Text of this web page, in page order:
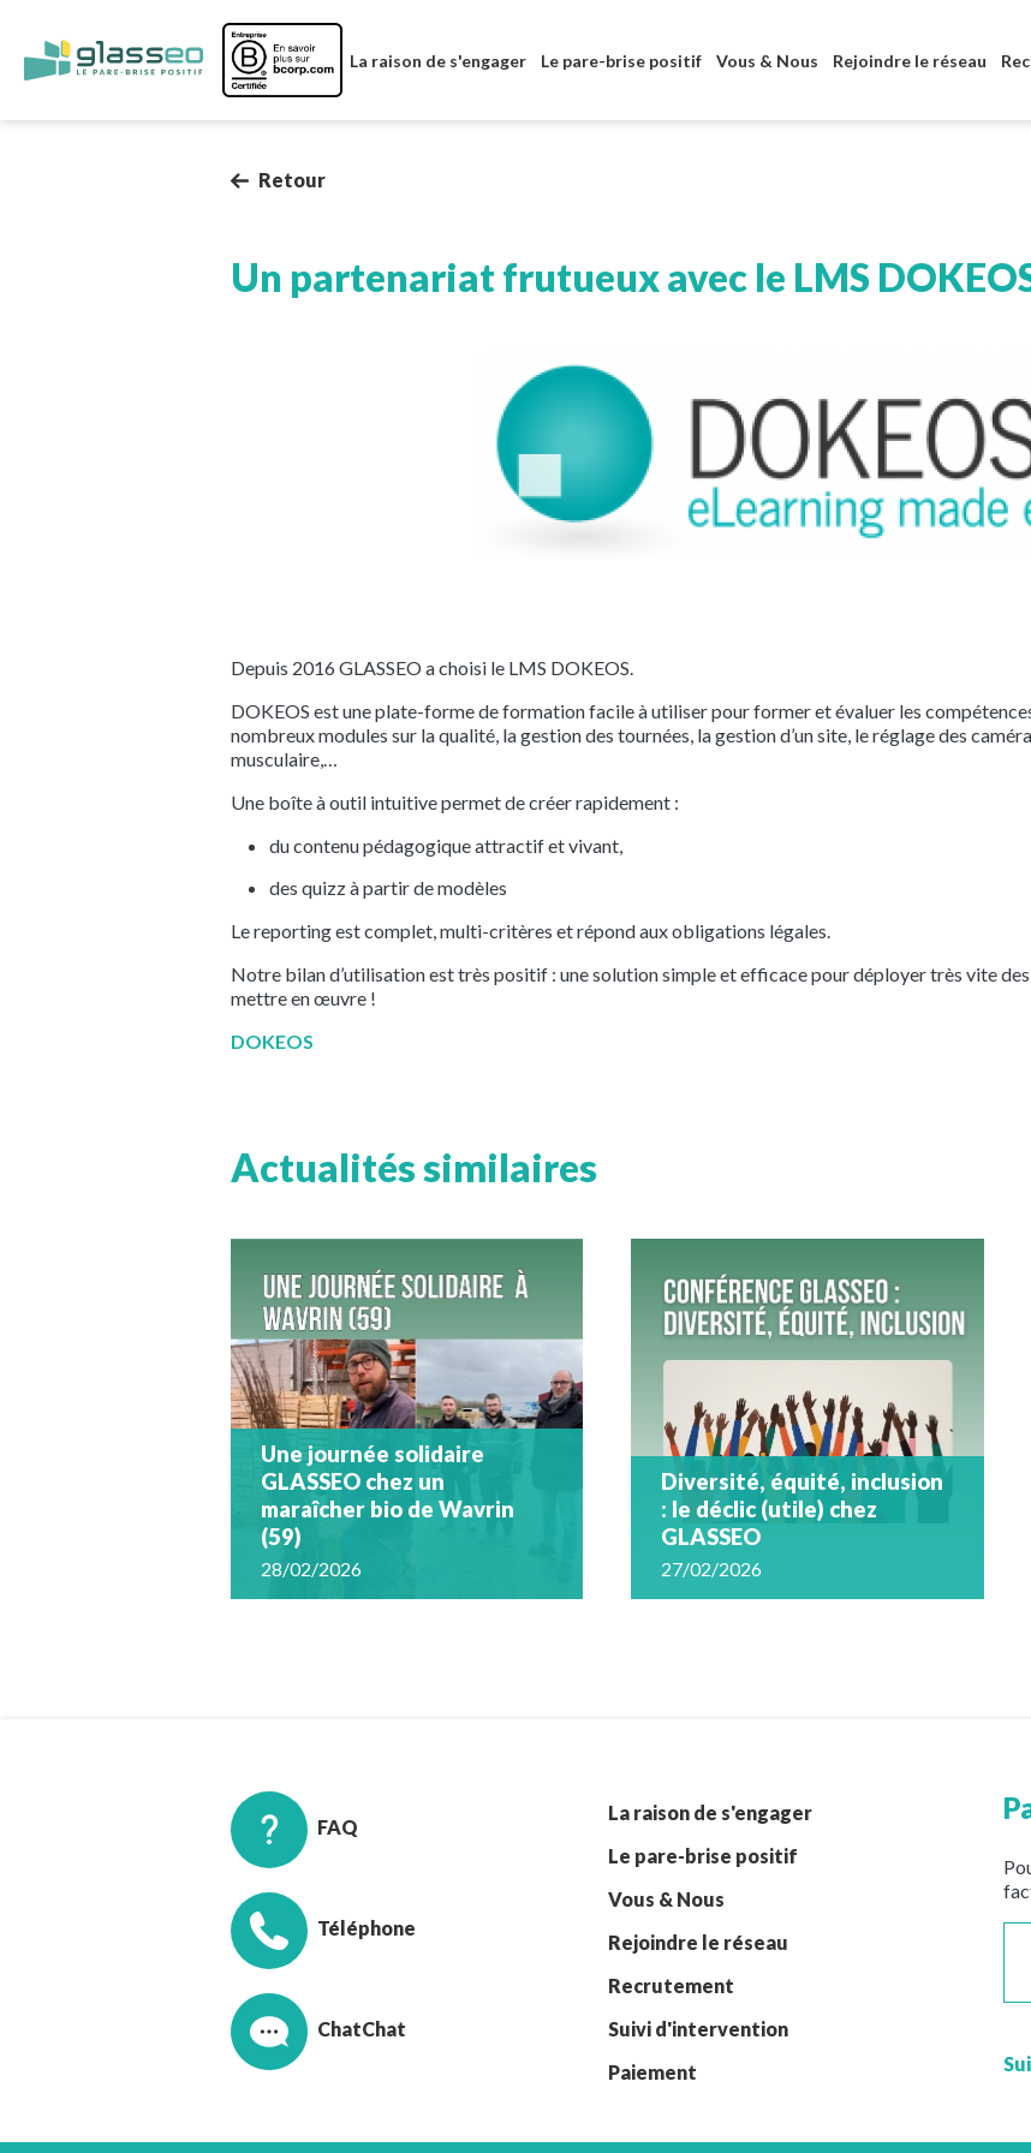
Image
La raison de s'engager Le pare-brise positif Vous & Nous Rejoindre le réseau
Retour
Un partenariat frutueux avec le LMS
Depuis 2016 GLASSEO a choisi le LMS DOKEOS.
DOKEOS est une plate-forme de formation facile à utiliser pour former et évaluer les
nombreux modules sur la qualité, la gestion des tournées, la gestion d’un site, le réglage des
musculaire,…
Une boîte à outil intuitive permet de créer rapidement :
du contenu pédagogique attractif et vivant,
des quizz à partir de modèles
Le reporting est complet, multi-critères et répond aux obligations légales.
Notre bilan d’utilisation est très positif : une solution simple et efficace pour déployer très vite
mettre en œuvre !
DOKEOS
Actualités similaires
Une journée solidaire
GLASSEO chez un
maraîcher bio de Wavrin
(59)
28/02/2026
Diversité, équité, inclusion
: le déclic (utile) chez
GLASSEO
27/02/2026
FAQ
Téléphone
Chat
La raison de s'engager
Le pare-brise positif
Vous & Nous
Rejoindre le réseau
Recrutement
Suivi d'intervention
Paiement